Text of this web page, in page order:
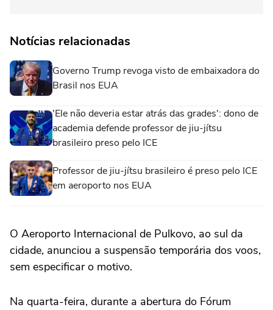
Notícias relacionadas
Governo Trump revoga visto de embaixadora do
Brasil nos EUA
'Ele não deveria estar atrás das grades': dono de
academia defende professor de jiu-jítsu
brasileiro preso pelo ICE
Professor de jiu-jítsu brasileiro é preso pelo ICE
em aeroporto nos EUA
O Aeroporto Internacional de Pulkovo, ao sul da
cidade, anunciou a suspensão temporária dos voos,
sem especificar o motivo.
Na quarta-feira, durante a abertura do Fórum